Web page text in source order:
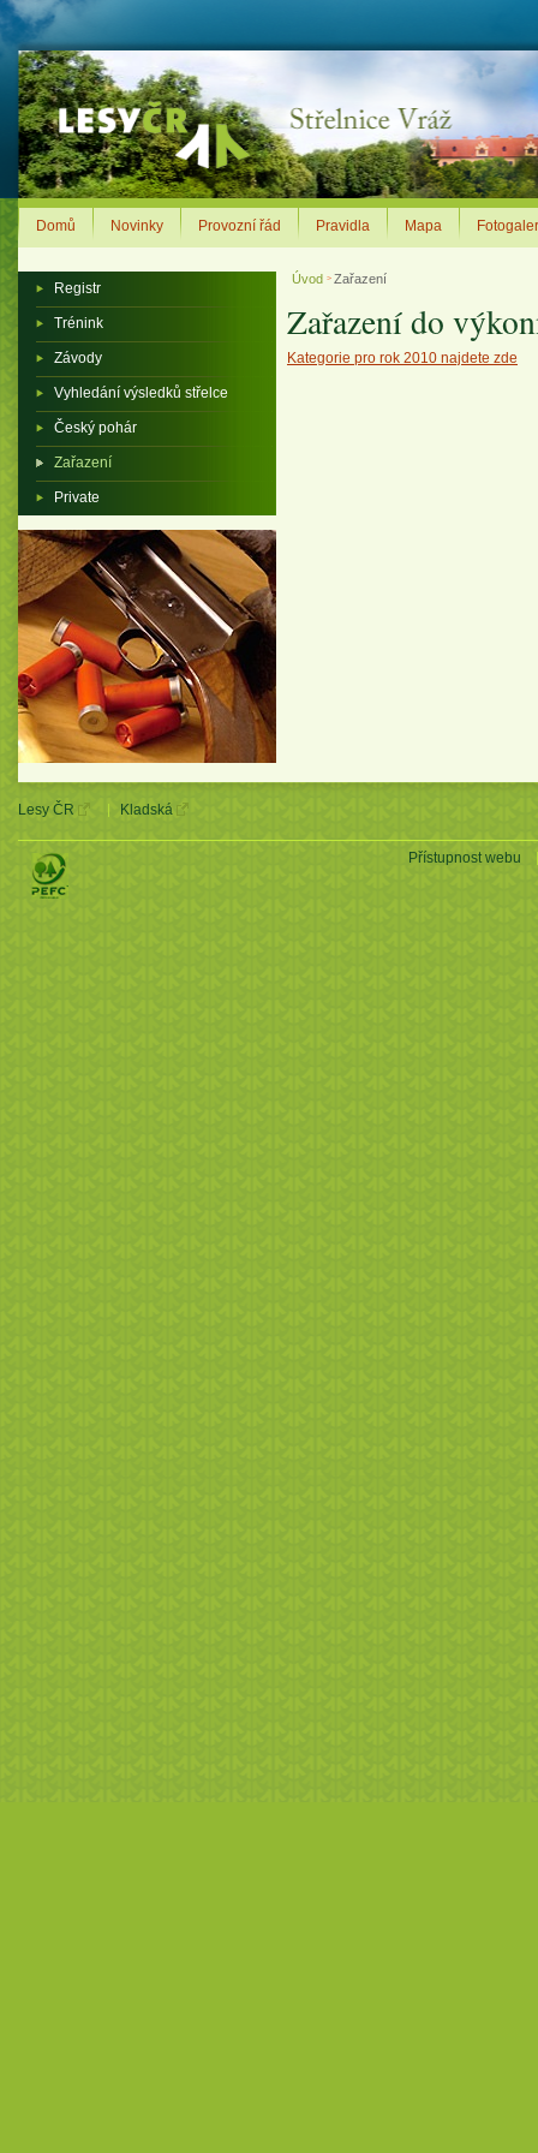
Úvod > Zařazení
Zařazení do
Kategorie pro rok 2010 najdete zde
Registr
Trénink
Závody
Vyhledání výsledků střelce
Český pohár
Zařazení
Private
Domů Novinky Provozní řád Pravidla Mapa
Lesy ČR Kladská
Přístupnost webu